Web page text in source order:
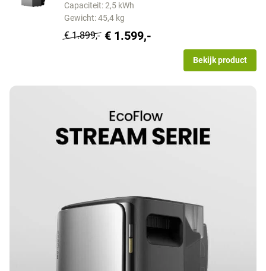
Capaciteit: 2,5 kWh
Gewicht: 45,4 kg
€ 1.899,- € 1.599,-
Bekijk product